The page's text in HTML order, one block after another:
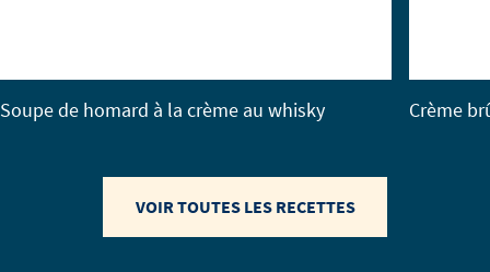
Soupe de homard à la crème au whisky Crème
VOIR TOUTES LES RECETTES